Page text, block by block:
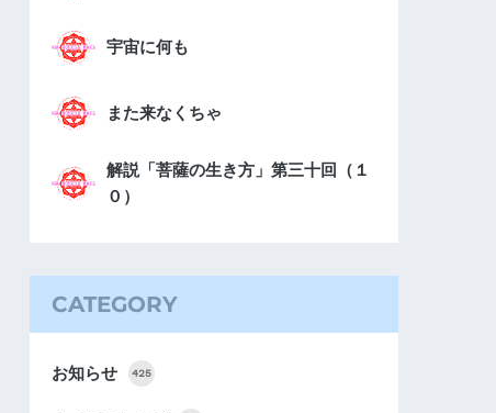
宇宙に何も
また来なくちゃ
解説「菩薩の生き方」第三十回（１
０）
CATEGORY
お知らせ 425